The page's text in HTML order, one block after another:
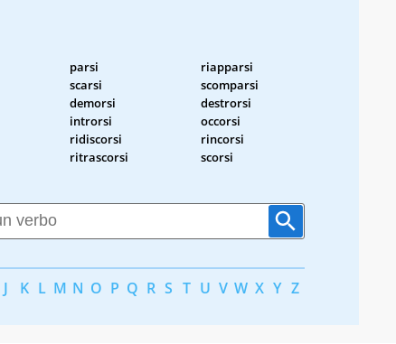
parsi
riapparsi
scarsi
scomparsi
demorsi
destrorsi
introrsi
occorsi
ridiscorsi
rincorsi
ritrascorsi
scorsi
J K L M N O P Q R S T U V W X Y Z